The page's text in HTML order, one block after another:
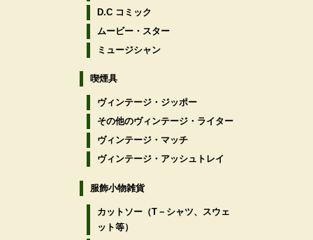
D.C コミック
ムービー・スター
ミュージシャン
喫煙具
ヴィンテージ・ジッポー
その他のヴィンテージ・ライター
ヴィンテージ・マッチ
ヴィンテージ・アッシュトレイ
服飾小物雑貨
カットソー（T－シャツ、スウェ
ット等）